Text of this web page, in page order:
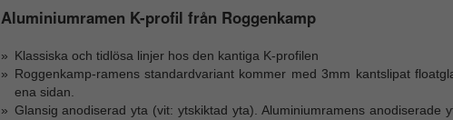
Aluminiumramen K-profil från Roggenkamp
Klassiska och tidlösa linjer hos den kantiga K-profilen
Roggenkamp-ramens standardvariant kommer med 3mm kantslipat
ena sidan.
Glansig anodiserad yta (vit: ytskiktad yta). Aluminiumramens anodiserade